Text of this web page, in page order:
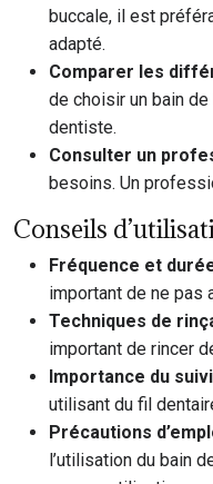
buccale, il est
adapté.
Comparer les
de choisir un bain
dentiste.
Consulter un
besoins. Un
Conseils
Fréquence et
important de ne pas
Techniques de
important de rincer
Importance du
utilisant du fil
Précautions
l’utilisation du bain